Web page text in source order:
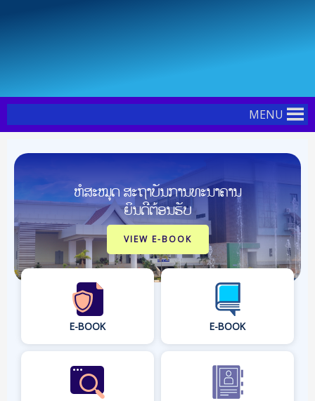
MENU
ຫໍສະໝຸດ ສະຖາບັນການທະນາຄານ
ຍິນດີຕ້ອນຮັບ
VIEW E-BOOK
E-BOOK E-BOOK